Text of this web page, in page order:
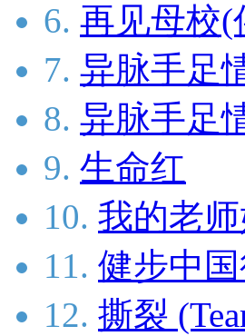
6. 再见母校(
7. 异脉手足
8. 异脉手足
9. 生命红
10. 我的老
11. 健步中
12. 撕裂